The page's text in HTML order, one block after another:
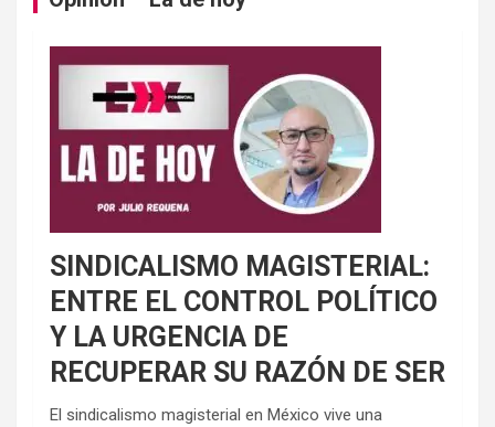
SINDICALISMO MAGISTERIAL:
ENTRE EL CONTROL POLÍTICO
Y LA URGENCIA DE
RECUPERAR SU RAZÓN DE SER
El sindicalismo magisterial en México vive una